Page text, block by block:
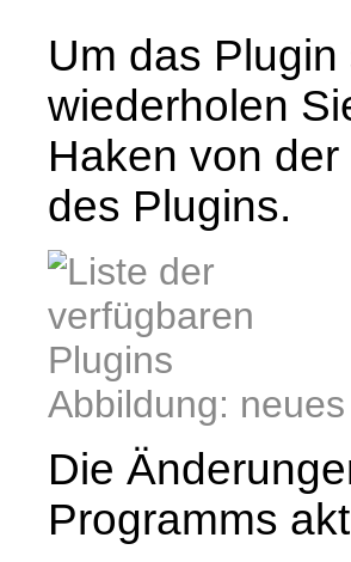
Um das
wiederholen
Haken von
des Plugins.
Abbildung:
Die
Programms